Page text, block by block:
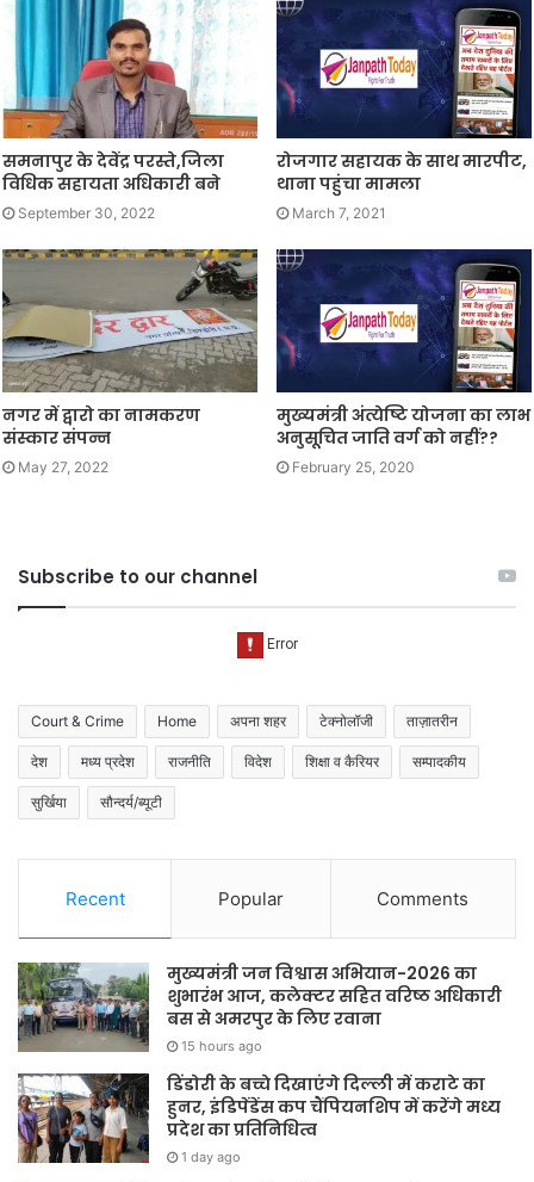
समनापुर के देवेंद्र परस्ते,जिला
विधिक सहायता अधिकारी बने
September 30, 2022
रोजगार सहायक के साथ मारपीट,
थाना पहुंचा मामला
March 7, 2021
नगर में द्वारो का नामकरण
संस्कार संपन्न
May 27, 2022
मुख्यमंत्री अंत्येष्टि योजना का लाभ
अनुसूचित जाति वर्ग को नहीं??
February 25, 2020
Subscribe to our channel
Court & Crime Home अपना शहर टेक्नोलॉजी ताज़ातरीन
देश मध्य प्रदेश राजनीति विदेश शिक्षा व कैरियर सम्पादकीय
सुर्खिया सौन्दर्य/ब्यूटी
Recent Popular Comments
मुख्यमंत्री जन विश्वास अभियान-2026 का
शुभारंभ आज, कलेक्टर सहित वरिष्ठ अधिकारी
बस से अमरपुर के लिए रवाना
15 hours ago
डिंडोरी के बच्चे दिखाएंगे दिल्ली में कराटे का
हुनर, इंडिपेंडेंस कप चैंपियनशिप में करेंगे मध्य
प्रदेश का प्रतिनिधित्व
1 day ago